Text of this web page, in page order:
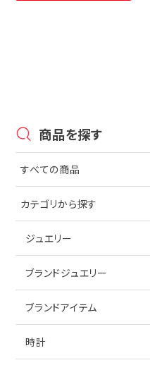
商品を探す
すべての商品
カテゴリから探す
ジュエリー
アイテムで探す
ブランドジュエリー
アイテムで探す
ブランドアイテム
アイテムで探す
時計